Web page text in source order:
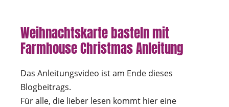
Weihnachtskarte basteln mit
Farmhouse Christmas Anleitung
Das Anleitungsvideo ist am Ende dieses
Blogbeitrags.
Für alle, die lieber lesen kommt hier eine